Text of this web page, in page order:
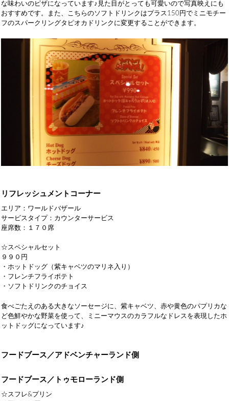
な味わいのピザになっています♪見た目がとっても可愛いので写真映えにも
おすすめです。また、こちらのソフトドリンクはプラス150円でミニモチー
フのスパークリングタピオカドリンクに変更することができます。
リフレッシュメントコーナー
エリア：ワールドバザール
サービスタイプ：カウンターサービス
座席数：１７０席
☆スペシャルセット
９９０円
・ホットドッグ（紫キャベツのマリネ入り）
・フレンチフライポテト
・ソフトドリンクのチョイス
食べごたえのある大きなソーセージに、紫キャベツ、赤や黄色のパプリカな
ど色鮮やかな野菜を使って、ミニーマウスのカラフルなドレスを表現したホ
ットドッグになっています♪
フードブース／アドベンチャーランド側
フードブース／トゥモローランド側
☆スフレ&プリン